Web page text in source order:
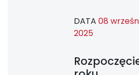
DATA 08
2025